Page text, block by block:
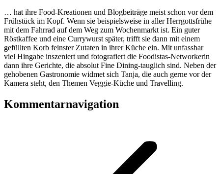
… hat ihre Food-Kreationen und Blogbeiträge meist schon vor dem
Frühstück im Kopf. Wenn sie beispielsweise in aller Herrgottsfrühe
mit dem Fahrrad auf dem Weg zum Wochenmarkt ist. Ein guter
Röstkaffee und eine Currywurst später, trifft sie dann mit einem
gefüllten Korb feinster Zutaten in ihrer Küche ein. Mit unfassbar
viel Hingabe inszeniert und fotografiert die Foodistas-Networkerin
dann ihre Gerichte, die absolut Fine Dining-tauglich sind. Neben der
gehobenen Gastronomie widmet sich Tanja, die auch gerne vor der
Kamera steht, den Themen Veggie-Küche und Travelling.
Kommentarnavigation